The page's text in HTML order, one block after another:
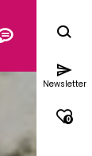
Newsletter
0